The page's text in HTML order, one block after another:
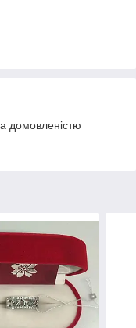
домовленістю